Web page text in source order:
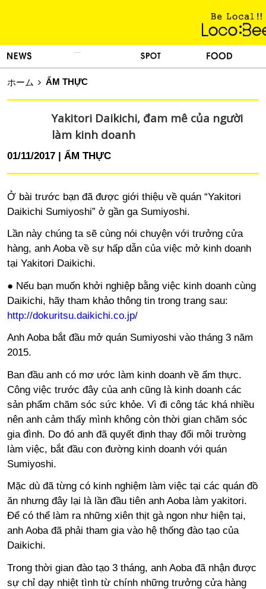
ホーム ẨM THỰC
Yakitori Daikichi, đam mê của người
làm kinh doanh
01/11/2017 ẨM THỰC
Ở bài trước bạn đã được giới thiệu về quán “Yakitori
Daikichi Sumiyoshi” ở gần ga Sumiyoshi.
Lần này chúng ta sẽ cùng nói chuyện với trưởng cửa
hàng, anh Aoba về sự hấp dẫn của việc mở kinh doanh
tại Yakitori Daikichi.
● Nếu bạn muốn khởi nghiệp bằng việc kinh doanh cùng
Daikichi, hãy tham khảo thông tin trong trang sau:
http://dokuritsu.daikichi.co.jp/
Anh Aoba bắt đầu mở quán Sumiyoshi vào tháng 3 năm
2015.
Ban đầu anh có mơ ước làm kinh doanh về ẩm thực.
Công việc trước đây của anh cũng là kinh doanh các
sản phẩm chăm sóc sức khỏe. Vì đi công tác khá nhiều
nên anh cảm thấy mình không còn thời gian chăm sóc
gia đình. Do đó anh đã quyết định thay đổi môi trường
làm việc, bắt đầu con đường kinh doanh với quán
Sumiyoshi.
Mặc dù đã từng có kinh nghiệm làm việc tại các quán đồ
ăn nhưng đây lại là lần đầu tiên anh Aoba làm yakitori.
Để có thể làm ra những xiên thịt gà ngon như hiện tại,
anh Aoba đã phải tham gia vào hệ thống đào tạo của
Daikichi.
Trong thời gian đào tạo 3 tháng, anh Aoba đã nhận được
sự chỉ dạy nhiệt tình từ chính những trưởng cửa hàng